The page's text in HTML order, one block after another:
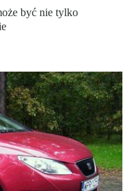
być nie tylko